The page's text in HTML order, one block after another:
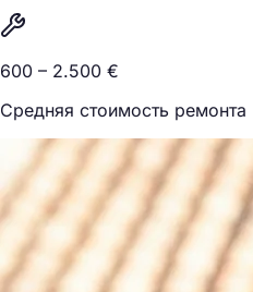
600 – 2.500 €
Средняя стоимость ремонта